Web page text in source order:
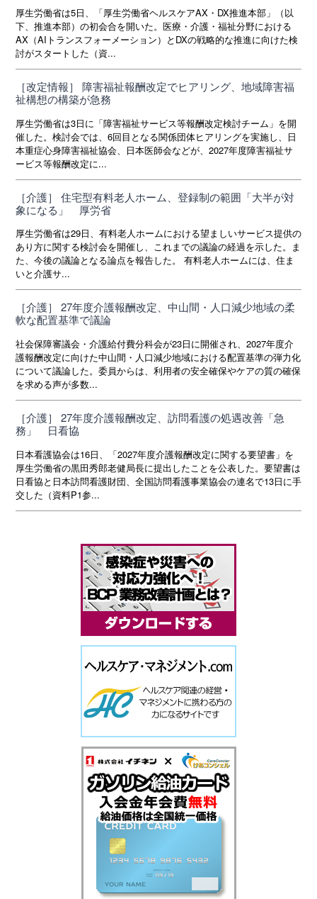
厚生労働省は5日、「厚生労働省ヘルスケアAX・DX推進本部」（以
下、推進本部）の初会合を開いた。医療・介護・福祉分野における
AX（AIトランスフォーメーション）とDXの戦略的な推進に向けた検
討がスタートした（資...
［改定情報］ 障害福祉報酬改定でヒアリング、地域障害福
祉構想の構築が急務
厚生労働省は3日に「障害福祉サービス等報酬改定検討チーム」を開
催した。検討会では、6回目となる関係団体ヒアリングを実施し、日
本重症心身障害福祉協会、日本医師会などが、2027年度障害福祉サ
ービス等報酬改定に...
［介護］ 住宅型有料老人ホーム、登録制の範囲「大半が対
象になる」 厚労省
厚生労働省は29日、有料老人ホームにおける望ましいサービス提供の
あり方に関する検討会を開催し、これまでの議論の経過を示した。ま
た、今後の議論となる論点を報告した。 有料老人ホームには、住ま
いと介護サ...
［介護］ 27年度介護報酬改定、中山間・人口減少地域の柔
軟な配置基準で議論
社会保障審議会・介護給付費分科会が23日に開催され、2027年度介
護報酬改定に向けた中山間・人口減少地域における配置基準の弾力化
について議論した。委員からは、利用者の安全確保やケアの質の確保
を求める声が多数...
［介護］ 27年度介護報酬改定、訪問看護の処遇改善「急
務」 日看協
日本看護協会は16日、「2027年度介護報酬改定に関する要望書」を
厚生労働省の黒田秀郎老健局長に提出したことを公表した。要望書は
日看協と日本訪問看護財団、全国訪問看護事業協会の連名で13日に手
交した（資料P1参...